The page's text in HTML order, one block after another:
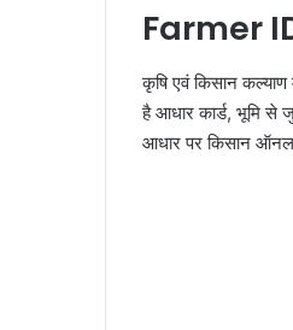
Farmer
कृषि एवं किसान
है आधार कार्ड, भूमि से
आधार पर किसान